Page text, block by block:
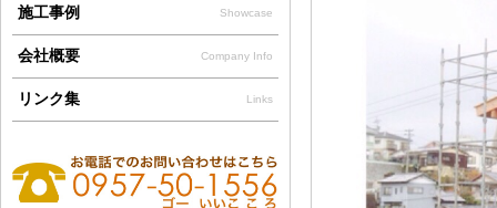
施工事例 Showcase
会社概要 Company Info
リンク集 Links